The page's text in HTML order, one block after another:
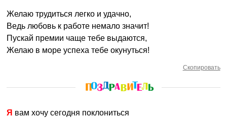
Желаю трудиться легко и удачно,
Ведь любовь к работе немало значит!
Пускай премии чаще тебе выдаются,
Желаю в море успеха тебе окунуться!
Скопировать
Я вам хочу сегодня поклониться